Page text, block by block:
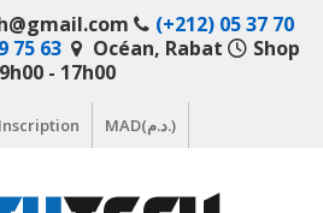
(+212) 05 37 70
75 63 Océan, Rabat
Shop
- 17h00
MAD(د.م.)